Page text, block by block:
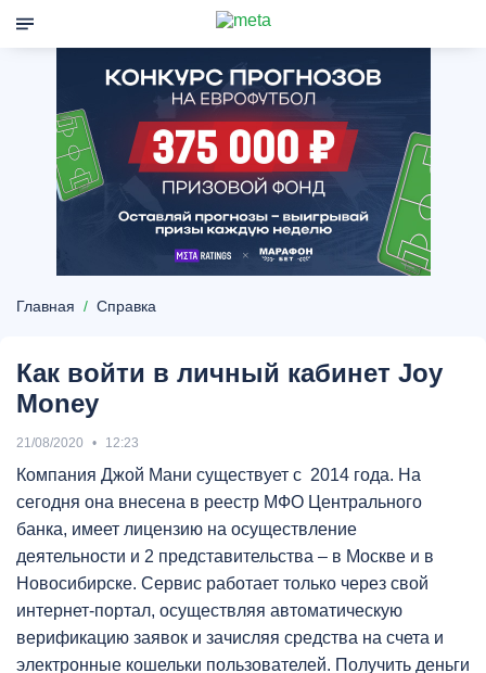
Главная Справка
Как войти в личный кабинет Joy
Money
21/08/2020 12:23
Компания Джой Мани существует с 2014 года. На
сегодня она внесена в реестр МФО Центрального
банка, имеет лицензию на осуществление
деятельности и 2 представительства – в Москве и в
Новосибирске. Сервис работает только через свой
интернет-портал, осуществляя автоматическую
верификацию заявок и зачисляя средства на счета и
электронные кошельки пользователей. Получить деньги